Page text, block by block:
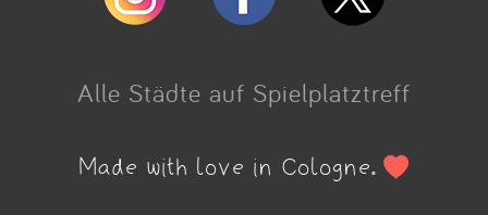
Alle Städte auf Spielplatztreff
Made with love in Cologne.